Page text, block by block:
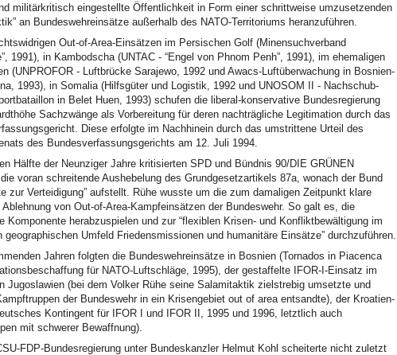
militärkritisch eingestellte Öffentlichkeit in Form einer schrittweise umzusetzenden
an Bundeswehreinsätze außerhalb des NATO-Territoriums heranzuführen.
Out-of-Area-Einsätzen im Persischen Golf (Minensuchverband
1991), in Kambodscha (UNTAC - “Engel von Phnom Penh”, 1991), im ehemaligen
(UNPROFOR - Luftbrücke Sarajewo, 1992 und Awacs-Luftüberwachung in Bosnien-
1993), in Somalia (Hilfsgüter und Logistik, 1992 und UNOSOM
II - Nachschub-
in Belet Huen, 1993) schufen die liberal-konservative Bundesregierung
Sachzwänge als Vorbereitung für deren nachträgliche Legitimation durch das
Diese erfolgte im Nachhinein durch das umstrittene Urteil des
des Bundesverfassungsgerichts am 12. Juli 1994.
Hälfte der Neunziger Jahre kritisierten SPD und Bündnis 90/DIE GRÜNEN
voran schreitende Aushebelung des Grundgesetzartikels 87a, wonach der Bund
zur Verteidigung” aufstellt. Rühe wusste um die zum damaligen Zeitpunkt klare
von Out-of-Area-Kampfeinsätzen der Bundeswehr. So galt es, die
Komponente herabzuspielen und zur “flexiblen Krisen- und Konfliktbewältigung im
geographischen Umfeld Friedensmissionen und humanitäre Einsätze” durchzuführen.
Jahren folgten die Bundeswehreinsätze in Bosnien (Tornados in Piacenca
für NATO-Luftschläge, 1995), der gestaffelte IFOR-I-Einsatz im
Jugoslawien (bei dem Volker Rühe seine Salamitaktik zielstrebig umsetzte und
der Bundeswehr in ein Krisengebiet out of area entsandte), der Kroatien-
Kontingent für
IFOR I und IFOR II, 1995 und 1996, letztlich auch
mit schwerer Bewaffnung).
FDP-Bundesregierung unter Bundeskanzler Helmut Kohl scheiterte nicht zuletzt